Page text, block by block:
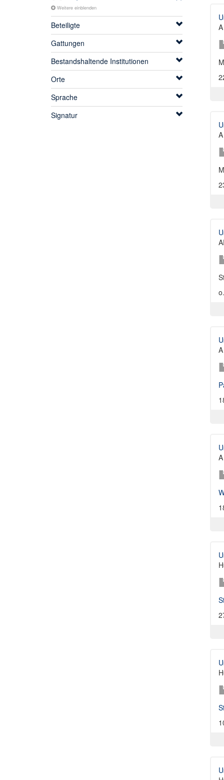
Weitere einblenden
Beteiligte
Gattungen
Bestandshaltende Institutionen
Orte
Sprache
Signatur
AI